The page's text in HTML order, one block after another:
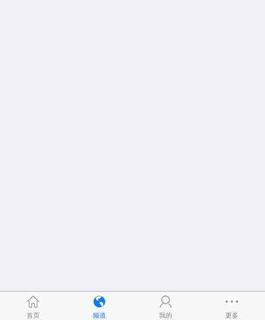
首页 频道 我的 更多